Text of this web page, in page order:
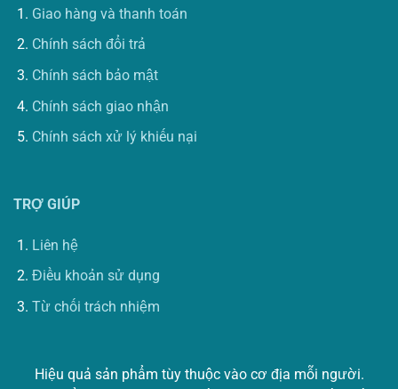
Giao hàng và thanh toán
Chính sách đổi trả
Chính sách bảo mật
Chính sách giao nhận
Chính sách xử lý khiếu nại
TRỢ GIÚP
Liên hệ
Điều khoản sử dụng
Từ chối trách nhiệm
Hiệu quả sản phẩm tùy thuộc vào cơ địa mỗi người.